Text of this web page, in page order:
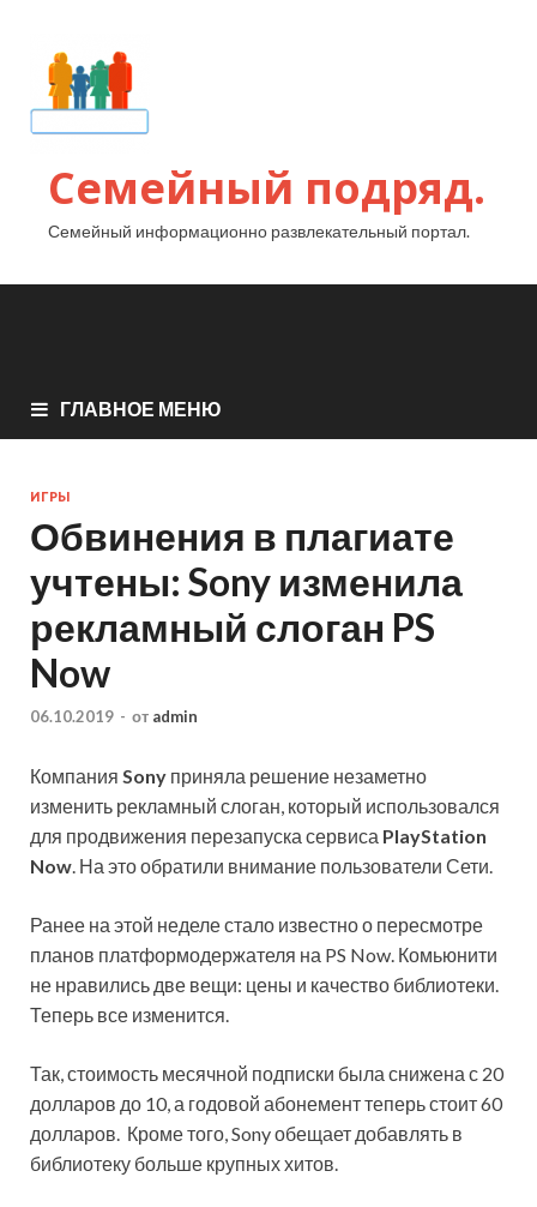
Семейный подряд.
Семейный информационно развлекательный портал.
ГЛАВНОЕ МЕНЮ
ИГРЫ
Обвинения в плагиате
учтены: Sony изменила
рекламный слоган PS
Now
06.10.2019 - от admin
Компания Sony приняла решение незаметно
изменить рекламный слоган, который использовался
для продвижения перезапуска сервиса PlayStation
Now. На это обратили внимание пользователи Сети.
Ранее на этой неделе стало известно о пересмотре
планов платформодержателя на PS Now. Комьюнити
не нравились две вещи: цены и качество библиотеки.
Теперь все изменится.
Так, стоимость месячной подписки была снижена с 20
долларов до 10, а годовой абонемент теперь стоит 60
долларов. Кроме того, Sony обещает добавлять в
библиотеку больше крупных хитов.